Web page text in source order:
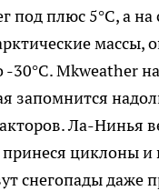
под плюс 5°C, а
массы,
30°C. Mkweather
запомнится
Ла-Нинья
циклоны и
снегопады даже